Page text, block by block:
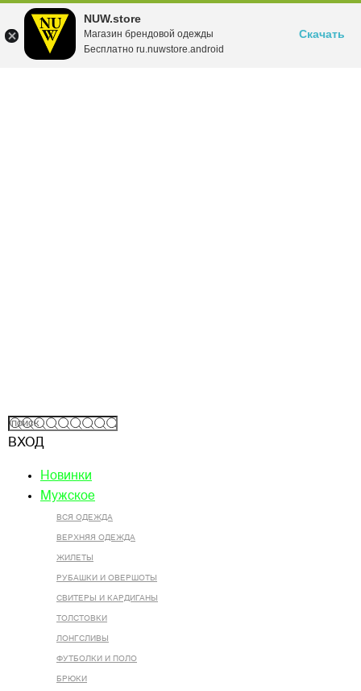
NUW.store
Магазин брендовой одежды
Бесплатно ru.nuwstore.android
Скачать
ВХОД
Новинки
Мужское
ВСЯ ОДЕЖДА
ВЕРХНЯЯ ОДЕЖДА
ЖИЛЕТЫ
РУБАШКИ И ОВЕРШОТЫ
СВИТЕРЫ И КАРДИГАНЫ
ТОЛСТОВКИ
ЛОНГСЛИВЫ
ФУТБОЛКИ И ПОЛО
БРЮКИ